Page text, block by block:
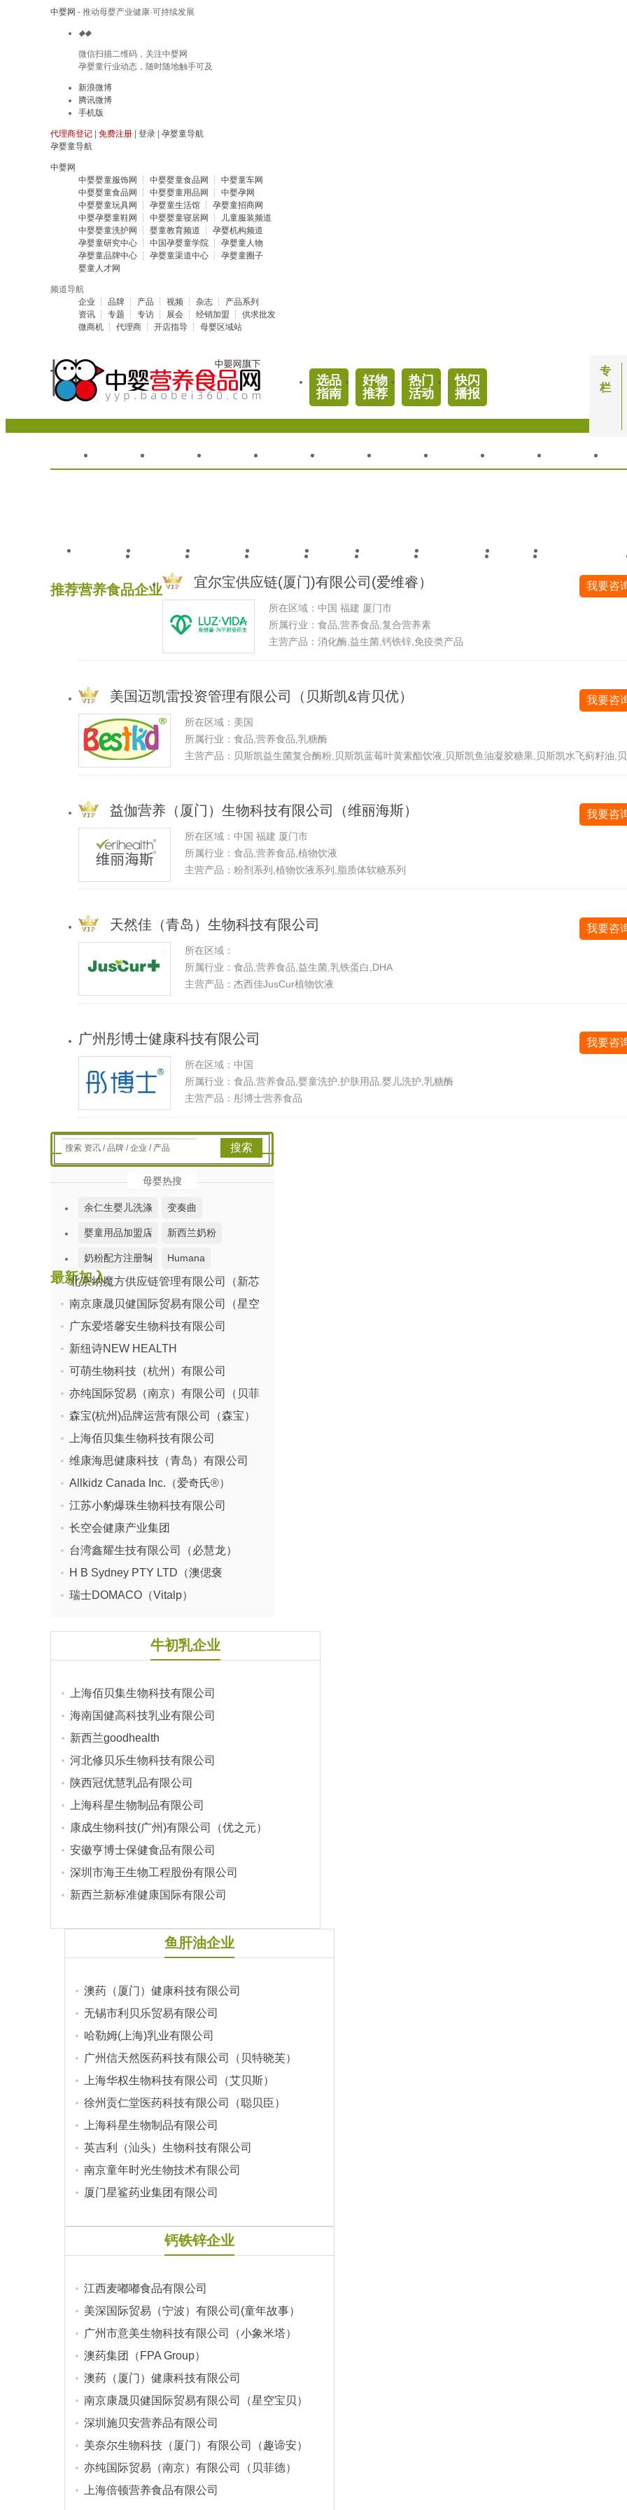
中婴网 - 推动母婴产业健康·可持续发展
◆◆
微信扫描二维码，关注中婴网
孕婴童行业动态，随时随地触手可及
新浪微博
腾讯微博
手机版
代理商登记 免费注册 登录
孕婴童导航
孕婴童导航
中婴网
中婴婴童服饰网
┆ 中婴婴童食品网 ┆ 中婴童车网
中婴婴童食品网
┆ 中婴婴童用品网 ┆ 中婴孕网
中婴婴童玩具网
┆ 孕婴童生活馆 ┆ 孕婴童招商网
中婴孕婴童鞋网
┆ 中婴婴童寝居网 ┆
儿童服装频道
中婴婴童洗护网
┆ 婴童教育频道 ┆ 孕婴机构频道
孕婴童研究中心 ┆ 中国孕婴童学院 ┆ 孕婴童人物
孕婴童品牌中心 ┆ 孕婴童渠道中心 ┆ 孕婴童圈子
婴童人才网
频道导航
企业 ┆ 品牌 ┆ 产品 ┆ 视频 ┆ 杂志 ┆ 产品系列
资讯 ┆ 专题 ┆ 专访 ┆ 展会 ┆ 经销加盟 ┆ 供求批发
微商机 ┆ 代理商 ┆ 开店指导 ┆ 母婴区域站
选品
指南
好物
推荐
热门
活动
快闪
播报
专
栏
推荐营养食品企业 我要咨
宜尔宝供应链(厦门)有限公司(爱维睿）
所在区域：中国 福建 厦门市
所属行业：食品,营养食品,复合营养素
主营产品：消化酶,益生菌,钙铁锌,免疫类产品
我要咨
美国迈凯雷投资管理有限公司（贝斯凯&肯贝优）
所在区域：美国
所属行业：食品,营养食品,乳糖酶
主营产品：贝斯凯益生菌复合酶粉,贝斯凯蓝莓叶黄素酯饮液,贝斯凯鱼油凝胶糖果,贝斯凯水飞蓟籽油,
凯PS凝胶糖果,贝斯凯纤纤复合饮品
我要咨
益伽营养（厦门）生物科技有限公司（维丽海斯）
所在区域：中国 福建 厦门市
所属行业：食品,营养食品,植物饮液
主营产品：粉剂系列,植物饮液系列,脂质体软糖系列
我要咨
天然佳（青岛）生物科技有限公司
所在区域：
所属行业：食品,营养食品,益生菌,乳铁蛋白,DHA
主营产品：杰西佳JusCur植物饮液
我要咨
广州彤博士健康科技有限公司
所在区域：中国
所属行业：食品,营养食品,婴童洗护,护肤用品,婴儿洗护,乳糖酶
主营产品：彤博士营养食品
搜索 资讯 / 品牌 / 企业 / 产品 搜索
母婴热搜
余仁生婴儿洗涤 变奏曲
婴童用品加盟店 新西兰奶粉
奶粉配方注册制 Humana
湿巾品牌排行榜 宝宝枕 女装
维智美婴儿服饰 孕婴品牌
2017CBME 洗手液 欣美儿童家具
最新加入
北京纳魔方供应链管理有限公司（新芯
焕活）
南京康晟贝健国际贸易有限公司（星空
宝贝）
广东爱塔馨安生物科技有限公司
新纽诗NEW HEALTH
可萌生物科技（杭州）有限公司
亦纯国际贸易（南京）有限公司（贝菲
德）
森宝(杭州)品牌运营有限公司（森宝）
上海佰贝集生物科技有限公司
维康海思健康科技（青岛）有限公司
Allkidz Canada Inc.（爱奇氏®）
江苏小豹爆珠生物科技有限公司
长空会健康产业集团
台湾鑫耀生技有限公司（必慧龙）
H B Sydney PTY LTD（澳偲褒
AWSBO）
瑞士DOMACO（Vitalp）
牛初乳企业
上海佰贝集生物科技有限公司
海南国健高科技乳业有限公司
新西兰goodhealth
河北修贝乐生物科技有限公司
陕西冠优慧乳品有限公司
上海科星生物制品有限公司
康成生物科技(广州)有限公司（优之元）
安徽亨博士保健食品有限公司
深圳市海王生物工程股份有限公司
新西兰新标准健康国际有限公司
鱼肝油企业
澳药（厦门）健康科技有限公司
无锡市利贝乐贸易有限公司
哈勒姆(上海)乳业有限公司
广州信天然医药科技有限公司（贝特晓芙）
上海华权生物科技有限公司（艾贝斯）
徐州贡仁堂医药科技有限公司（聪贝臣）
上海科星生物制品有限公司
英吉利（汕头）生物科技有限公司
南京童年时光生物技术有限公司
厦门星鲨药业集团有限公司
钙铁锌企业
江西麦嘟嘟食品有限公司
美深国际贸易（宁波）有限公司(童年故事）
广州市意美生物科技有限公司（小象米塔）
澳药集团（FPA Group）
澳药（厦门）健康科技有限公司
南京康晟贝健国际贸易有限公司（星空宝贝）
深圳施贝安营养品有限公司
美奈尔生物科技（厦门）有限公司（趣谛安）
亦纯国际贸易（南京）有限公司（贝菲德）
上海倍顿营养食品有限公司